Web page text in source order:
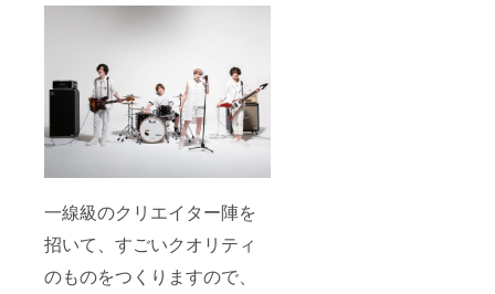
一線級のクリエイター陣を
招いて、すごいクオリティ
のものをつくりますので、